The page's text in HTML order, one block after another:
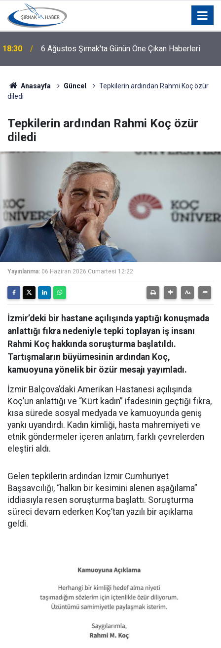
18:30 6 Ağustos Şırnak'ta Günün Öne Çıkan Haberleri
Anasayfa Güncel
Tepkilerin ardından Rahmi Koç özür
diledi
Tepkilerin ardından Rahmi Koç özür
diledi
Yayınlanma: 06 Haziran 2026 Cumartesi 12:22
İzmir’deki bir hastane açılışında yaptığı konuşmada
anlattığı fıkra nedeniyle tepki toplayan iş insanı
Rahmi Koç hakkında soruşturma başlatıldı.
Tartışmaların büyümesinin ardından Koç,
kamuoyuna yönelik bir özür mesajı yayımladı.
İzmir Balçova’daki Amerikan Hastanesi açılışında
Koç’un anlattığı ve “Kürt kadın” ifadesinin geçtiği fıkra,
kısa sürede sosyal medyada ve kamuoyunda geniş
yankı uyandırdı. Kadın kimliği, hasta mahremiyeti ve
etnik göndermeler içeren anlatım, farklı çevrelerden
eleştiri aldı.
Gelen tepkilerin ardından İzmir Cumhuriyet
Başsavcılığı, “halkın bir kesimini alenen aşağılama”
iddiasıyla resen soruşturma başlattı. Soruşturma
süreci devam ederken Koç’tan yazılı bir açıklama
geldi.